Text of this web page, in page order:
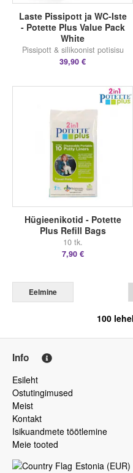
Laste Pissipott ja WC-Iste
- Potette Plus Value Pack
White
Pissipott & silikoonist potisisu
39,90 €
Hügieenikotid - Potette
Plus Refill Bags
10 tk.
7,90 €
Eelmine
100
Info
Esileht
Ostutingimused
Meist
Kontakt
Isikuandmete töötlemine
Meie tooted
Estonia (EUR)